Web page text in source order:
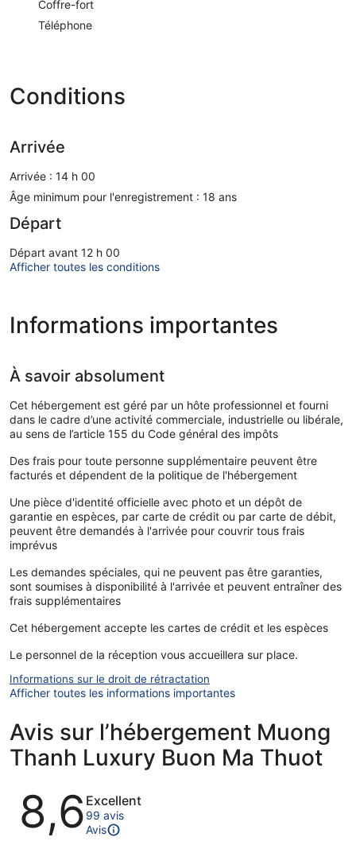
Coffre-fort
Téléphone
Conditions
Arrivée
Arrivée : 14 h 00
Âge minimum pour l'enregistrement : 18 ans
Départ
Départ avant 12 h 00
Afficher toutes les conditions
Informations importantes
À savoir absolument
Cet hébergement est géré par un hôte professionnel et fourni
dans le cadre d’une activité commerciale, industrielle ou libérale,
au sens de l’article 155 du Code général des impôts
Des frais pour toute personne supplémentaire peuvent être
facturés et dépendent de la politique de l'hébergement
Une pièce d'identité officielle avec photo et un dépôt de
garantie en espèces, par carte de crédit ou par carte de débit,
peuvent être demandés à l'arrivée pour couvrir tous frais
imprévus
Les demandes spéciales, qui ne peuvent pas être garanties,
sont soumises à disponibilité à l'arrivée et peuvent entraîner des
frais supplémentaires
Cet hébergement accepte les cartes de crédit et les espèces
Le personnel de la réception vous accueillera sur place.
Informations sur le droit de rétractation
Afficher toutes les informations importantes
Avis sur l’hébergement Muong
Thanh Luxury Buon Ma Thuot
Avis
8,6 Excellent
99 avis
Avis